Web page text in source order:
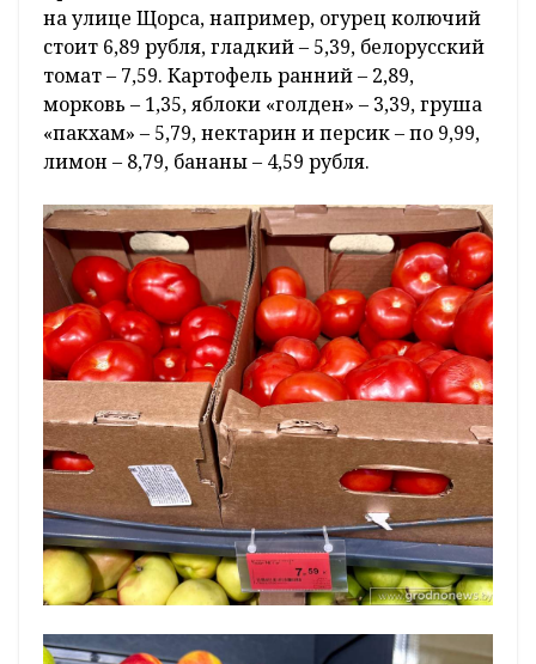
на улице Щорса, например, огурец колючий
стоит 6,89 рубля, гладкий – 5,39, белорусский
томат – 7,59. Картофель ранний – 2,89,
морковь – 1,35, яблоки «голден» – 3,39, груша
«пакхам» – 5,79, нектарин и персик – по 9,99,
лимон – 8,79, бананы – 4,59 рубля.